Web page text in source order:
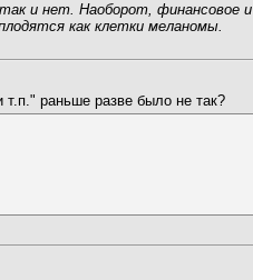
и нет. Наоборот, финансовое и
как клетки меланомы.
раньше разве было не так?